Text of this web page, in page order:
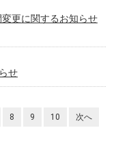
更に関するお知らせ
せ
8 9 10 次へ